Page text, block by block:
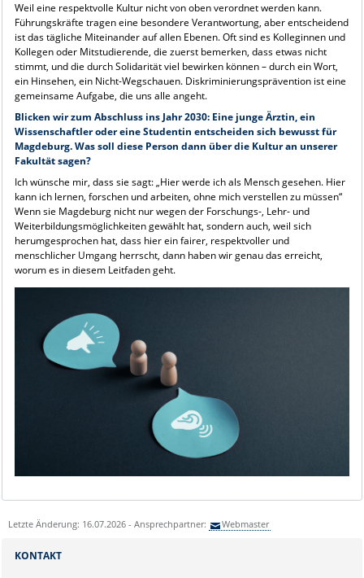
Weil eine respektvolle Kultur nicht von oben verordnet werden kann.
Führungskräfte tragen eine besondere Verantwortung, aber entscheidend
ist das tägliche Miteinander auf allen Ebenen. Oft sind es Kolleginnen und
Kollegen oder Mitstudierende, die zuerst bemerken, dass etwas nicht
stimmt, und die durch Solidarität viel bewirken können – durch ein Wort,
ein Hinsehen, ein Nicht-Wegschauen. Diskriminierungsprävention ist eine
gemeinsame Aufgabe, die uns alle angeht.
Blicken wir zum Abschluss ins Jahr 2030: Eine junge Ärztin, ein
Wissenschaftler oder eine Studentin entscheiden sich bewusst für
Magdeburg. Was soll diese Person dann über die Kultur an unserer
Fakultät sagen?
Ich wünsche mir, dass sie sagt: „Hier werde ich als Mensch gesehen. Hier
kann ich lernen, forschen und arbeiten, ohne mich verstellen zu müssen“
Wenn sie Magdeburg nicht nur wegen der Forschungs-, Lehr- und
Weiterbildungsmöglichkeiten gewählt hat, sondern auch, weil sich
herumgesprochen hat, dass hier ein fairer, respektvoller und
menschlicher Umgang herrscht, dann haben wir genau das erreicht,
worum es in diesem Leitfaden geht.
Letzte Änderung: 16.07.2026 - Ansprechpartner: Webmaster
KONTAKT